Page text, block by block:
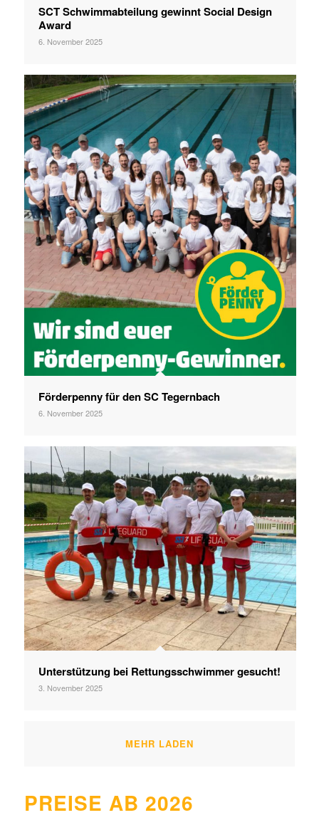
SCT Schwimmabteilung gewinnt Social Design
Award
6. November 2025
Förderpenny für den SC Tegernbach
6. November 2025
Unterstützung bei Rettungsschwimmer gesucht!
3. November 2025
MEHR LADEN
PREISE AB 2026